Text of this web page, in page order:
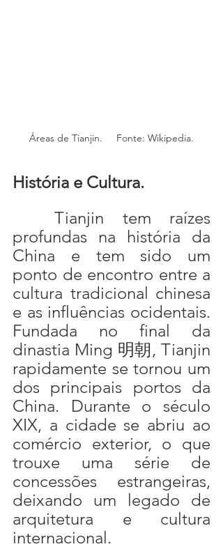
Áreas de Tianjin.     Fonte: Wikipedia.
História e Cultura.
	Tianjin tem raízes
profundas na história da
China e tem sido um
ponto de encontro entre a
cultura tradicional chinesa
e as influências ocidentais.
Fundada no final da
dinastia Ming 明朝, Tianjin
rapidamente se tornou um
dos principais portos da
China. Durante o século
XIX, a cidade se abriu ao
comércio exterior, o que
trouxe uma série de
concessões estrangeiras,
deixando um legado de
arquitetura e cultura
internacional.